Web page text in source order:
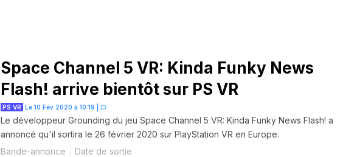
Space Channel 5 VR: Kinda Funky News
Flash! arrive bientôt sur PS VR
PS VR Le 10 Fév 2020 à 10:19
Le développeur Grounding du jeu Space Channel 5 VR: Kinda Funky News Flash! a
annoncé qu'il sortira le 26 février 2020 sur PlayStation VR en Europe.
Bande-annonce
Date de sortie